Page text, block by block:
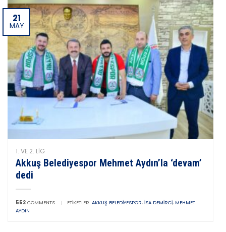
21
MAY
1. VE 2. LIG
Akkuş Belediyespor Mehmet Aydın’la ‘devam’
dedi
552 COMMENTS | ETIKETLER: AKKUŞ BELEDIYESPOR, İSA DEMIRCI, MEHMET
AYDIN